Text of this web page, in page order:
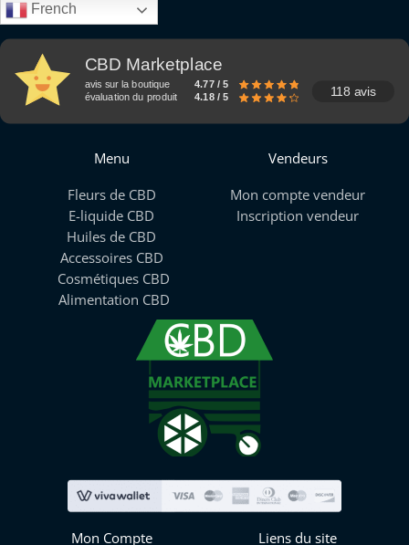
French
CBD Marketplace
avis sur la boutique
4.77 / 5
évaluation du produit
4.18 / 5 118 avis
Menu
Fleurs de CBD
E-liquide CBD
Huiles de CBD
Accessoires CBD
Cosmétiques CBD
Alimentation CBD
Vendeurs
Mon compte vendeur
Inscription vendeur
Mon Compte Liens du site